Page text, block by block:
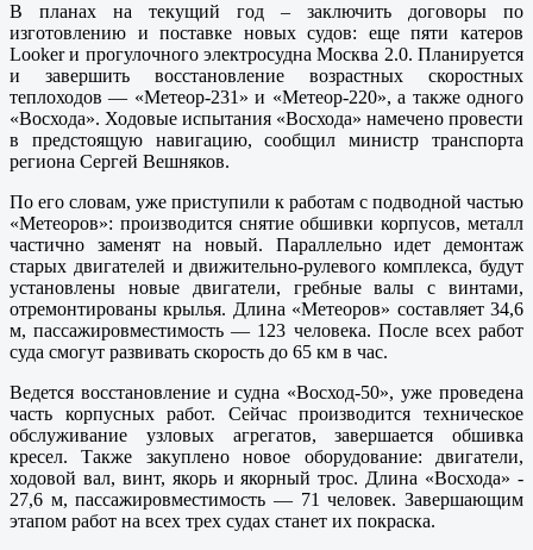
В планах на текущий год – заключить договоры по
изготовлению и поставке новых судов: еще пяти катеров
Looker и прогулочного электросудна Москва 2.0. Планируется
и завершить восстановление возрастных скоростных
теплоходов — «Метеор-231» и «Метеор-220», а также одного
«Восхода». Ходовые испытания «Восхода» намечено провести
в предстоящую навигацию, сообщил министр транспорта
региона Сергей Вешняков.
По его словам, уже приступили к работам с подводной частью
«Метеоров»: производится снятие обшивки корпусов, металл
частично заменят на новый. Параллельно идет демонтаж
старых двигателей и движительно-рулевого комплекса, будут
установлены новые двигатели, гребные валы с винтами,
отремонтированы крылья. Длина «Метеоров» составляет 34,6
м, пассажировместимость — 123 человека. После всех работ
суда смогут развивать скорость до 65 км в час.
Ведется восстановление и судна «Восход-50», уже проведена
часть корпусных работ. Сейчас производится техническое
обслуживание узловых агрегатов, завершается обшивка
кресел. Также закуплено новое оборудование: двигатели,
ходовой вал, винт, якорь и якорный трос. Длина «Восхода» -
27,6 м, пассажировместимость — 71 человек. Завершающим
этапом работ на всех трех судах станет их покраска.